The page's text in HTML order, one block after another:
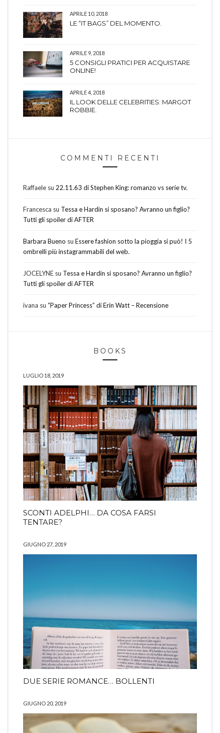
APRILE 10, 2018
LE “IT BAGS” DEL MOMENTO.
APRILE 9, 2018
5 CONSIGLI PRATICI PER ACQUISTARE
ONLINE!
APRILE 4, 2018
IL LOOK DELLE CELEBRITIES: MARGOT
ROBBIE.
COMMENTI RECENTI
Raffaele su 22.11.63 di Stephen King: romanzo vs serie tv.
Francesca su Tessa e Hardin si sposano? Avranno un figlio?
Tutti gli spoiler di AFTER
Barbara Bueno su Essere fashion sotto la pioggia si può! I 5
ombrelli più instagrammabili del web.
JOCELYNE su Tessa e Hardin si sposano? Avranno un figlio?
Tutti gli spoiler di AFTER
ivana su “Paper Princess” di Erin Watt – Recensione
BOOKS
LUGLIO 18, 2019
SCONTI ADELPHI… DA COSA FARSI
TENTARE?
GIUGNO 27, 2019
DUE SERIE ROMANCE… BOLLENTI
GIUGNO 20, 2019